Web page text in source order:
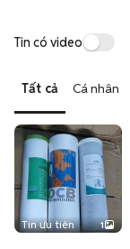
Tin có video
Tất cả Cá nhân
Tin ưu tiên 1